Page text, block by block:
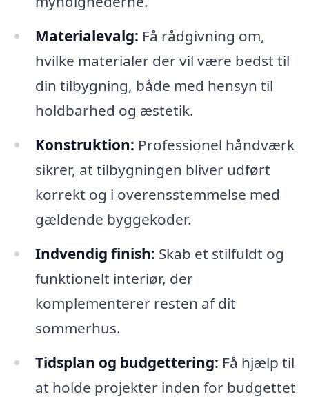
Materialevalg: Få rådgivning om,
hvilke materialer der vil være bedst til
din tilbygning, både med hensyn til
holdbarhed og æstetik.
Konstruktion: Professionel håndværk
sikrer, at tilbygningen bliver udført
korrekt og i overensstemmelse med
gældende byggekoder.
Indvendig finish: Skab et stilfuldt og
funktionelt interiør, der
komplementerer resten af dit
sommerhus.
Tidsplan og budgettering: Få hjælp til
at holde projekter inden for budgettet